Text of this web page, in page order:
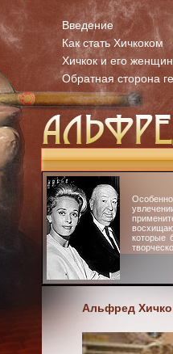
Введение
Как стать Хичкоком
Хичкок и его
Обратная сторона
которые
Альфред